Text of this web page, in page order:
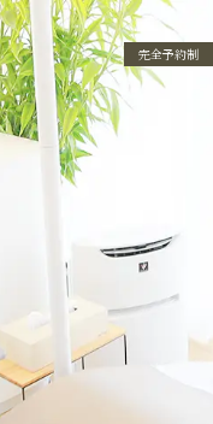
完全予約制